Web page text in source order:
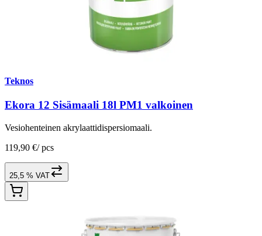
Teknos
Ekora 12 Sisämaali 18l PM1 valkoinen
Vesiohenteinen akrylaattidispersiomaali.
119,90 €/ pcs
25,5 % VAT